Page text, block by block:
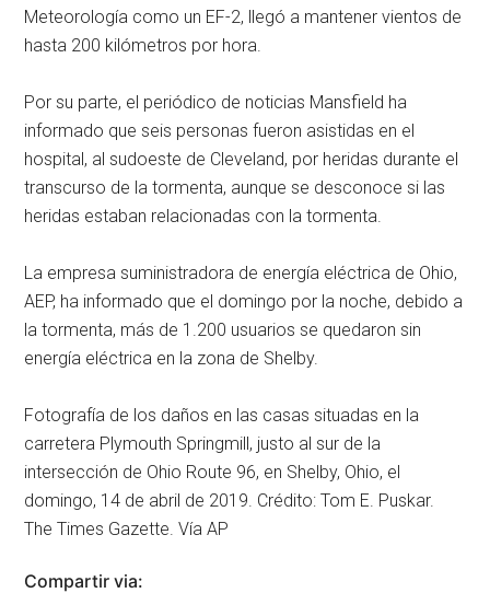
Meteorología como un EF-2, llegó a mantener vientos de
hasta 200 kilómetros por hora.
Por su parte, el periódico de noticias Mansfield ha
informado que seis personas fueron asistidas en el
hospital, al sudoeste de Cleveland, por heridas durante el
transcurso de la tormenta, aunque se desconoce si las
heridas estaban relacionadas con la tormenta.
La empresa suministradora de energía eléctrica de Ohio,
AEP, ha informado que el domingo por la noche, debido a
la tormenta, más de 1.200 usuarios se quedaron sin
energía eléctrica en la zona de Shelby.
Fotografía de los daños en las casas situadas en la
carretera Plymouth Springmill, justo al sur de la
intersección de Ohio Route 96, en Shelby, Ohio, el
domingo, 14 de abril de 2019. Crédito: Tom E. Puskar.
The Times Gazette. Vía AP
Compartir via: